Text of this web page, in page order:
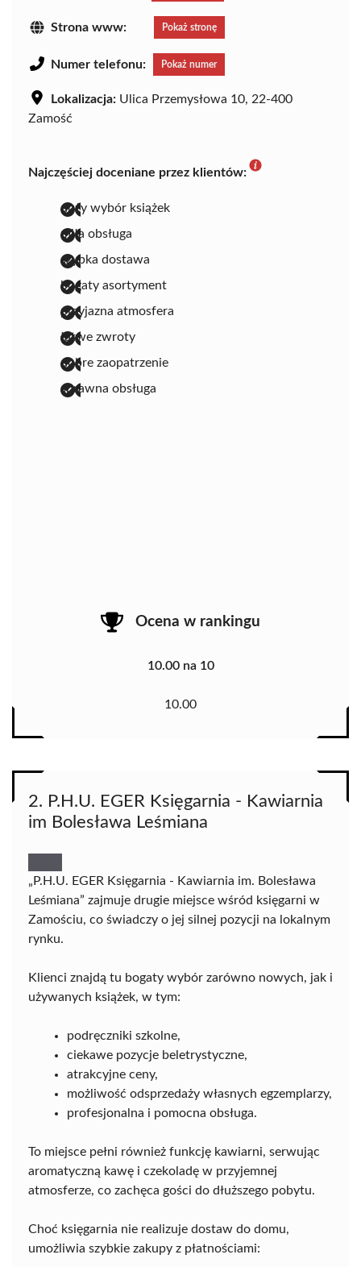
Strona www: Pokaż stronę
Numer telefonu: Pokaż numer
Lokalizacja: Ulica Przemysłowa 10, 22-400
Zamość
Najczęściej doceniane przez klientów:
duży wybór książek
miła obsługa
szybka dostawa
bogaty asortyment
przyjazna atmosfera
łatwe zwroty
dobre zaopatrzenie
sprawna obsługa
Ocena w rankingu
10.00 na 10
10.00
2. P.H.U. EGER Księgarnia - Kawiarnia
im Bolesława Leśmiana
„P.H.U. EGER Księgarnia - Kawiarnia im. Bolesława
Leśmiana” zajmuje drugie miejsce wśród księgarni w
Zamościu, co świadczy o jej silnej pozycji na lokalnym
rynku.
Klienci znajdą tu bogaty wybór zarówno nowych, jak i
używanych książek, w tym:
podręczniki szkolne,
ciekawe pozycje beletrystyczne,
atrakcyjne ceny,
możliwość odsprzedaży własnych egzemplarzy,
profesjonalna i pomocna obsługa.
To miejsce pełni również funkcję kawiarni, serwując
aromatyczną kawę i czekoladę w przyjemnej
atmosferze, co zachęca gości do dłuższego pobytu.
Choć księgarnia nie realizuje dostaw do domu,
umożliwia szybkie zakupy z płatnościami: